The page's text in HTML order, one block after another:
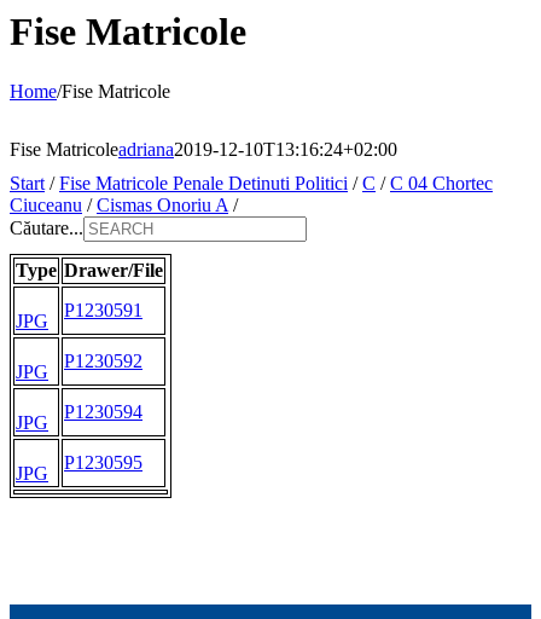
Fise Matricole
Home/Fise Matricole
Fise Matricoleadriana2019-12-10T13:16:24+02:00
Start /Fise Matricole Penale Detinuti Politici /C /C 04 Chortec
Ciuceanu /Cismas Onoriu A /
Căutare...
Type Drawer/File
JPG
P1230591
JPG
P1230592
JPG
P1230594
JPG
P1230595